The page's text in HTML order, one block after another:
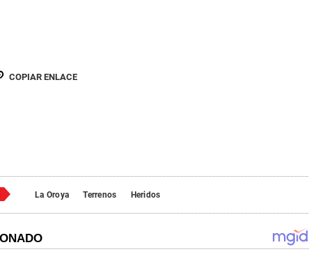
COPIAR ENLACE
La Oroya Terrenos Heridos